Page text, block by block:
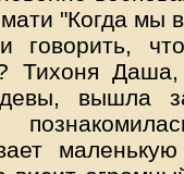
"Когда мы
говорить,
Тихоня Даша,
вышла